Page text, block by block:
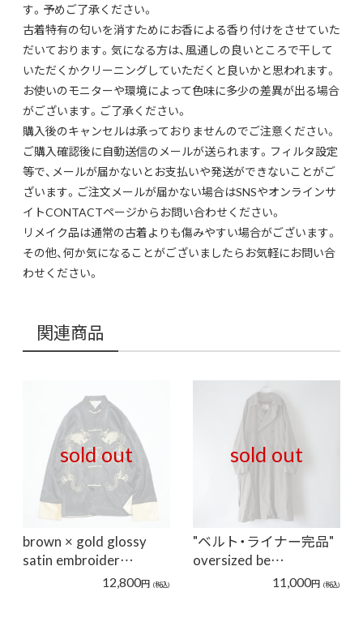
す。予めご了承ください。
古着特有の匂いを消すためにお香による香り付けをさせていた
だいております。気になる方は、風通しの良いところで干して
いただくかクリーニングしていただくと良いかと思われます。
お使いのモニターや環境によって色味に多少の差異が出る場合
がございます。ご了承ください。
購入後のキャンセルは承っておりませんのでご注意ください。
ご購入確認後に自動送信のメールが送られます。フィルタ設定
等で、メールが届かないとお支払いや発送ができないことがご
ざいます。ご注文メールが届かない場合はSNSやオンラインサ
イトCONTACTページからお問い合わせください。
リメイク品は通常の古着よりも傷みやすい場合がございます。
その他、何か気になることがございましたらお気軽にお問い合
わせください。
関連商品
sold out
brown × gold glossy
satin embroider…
12,800円 (税込)
sold out
"ベルト・ライナー完品"
oversized be…
11,000円 (税込)